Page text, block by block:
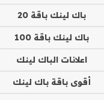
باك لينك باقة 20
باك لينك باقة 100
اعلانات الباك لينك
أقوى باقة باك لينك